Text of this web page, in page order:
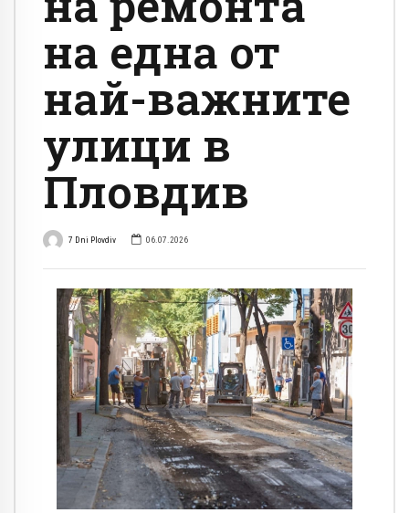
на една от
най-важните
улици в
Пловдив
7 Dni Plovdiv 06.07.2026